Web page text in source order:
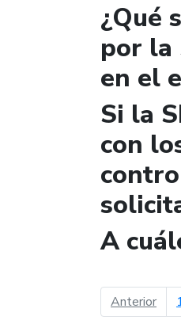
¿Qué
por la
en el
Si la
con
A
Anterior